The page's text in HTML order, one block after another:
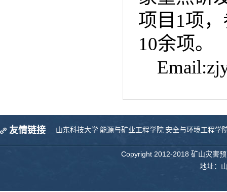
项目1项
10余项。
友情链接 山东科技大学 能源与矿业工程学院 安全与环境工程学
Copyright 2012-2018 矿山灾害
地址：